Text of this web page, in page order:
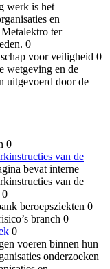
werk is het
en
ter
0
voor veiligheid 0
wetgeving en de
uitgevoerd door de
0
van de
bevat interne
van de
0
beroepsziekten 0
branch 0
0
voeren binnen hun
onderzoeken